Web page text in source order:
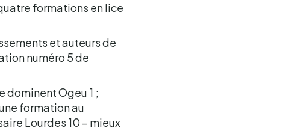
formations en lice
et auteurs de
numéro 5 de
dominent Ogeu 1 ;
formation au
Lourdes 10 – mieux